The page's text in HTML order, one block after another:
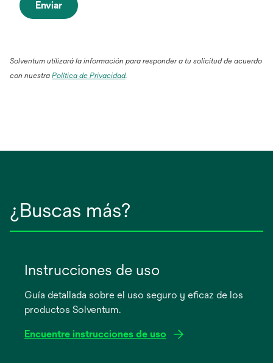
Enviar
Solventum utilizará la información para responder a tu solicitud de acuerdo
con nuestra Política de Privacidad.
¿Buscas más?
Instrucciones de uso
Guía detallada sobre el uso seguro y eficaz de los
productos Solventum.
Encuentre instrucciones de uso